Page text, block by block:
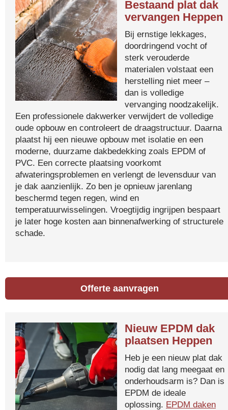
Bestaand plat dak
vervangen Heppen
Bij ernstige lekkages,
doordringend vocht of
sterk verouderde
materialen volstaat een
herstelling niet meer –
dan is volledige
vervanging noodzakelijk.
Een professionele dakwerker verwijdert de volledige
oude opbouw en controleert de draagstructuur. Daarna
plaatst hij een nieuwe opbouw met isolatie en een
moderne, duurzame dakbedekking zoals EPDM of
PVC. Een correcte plaatsing voorkomt
afwateringsproblemen en verlengt de levensduur van
je dak aanzienlijk. Zo ben je opnieuw jarenlang
beschermd tegen regen, wind en
temperatuurwisselingen. Vroegtijdig ingrijpen bespaart
je later hoge kosten aan binnenafwerking of structurele
schade.
Offerte aanvragen
Nieuw EPDM dak
plaatsen Heppen
Heb je een nieuw plat dak
nodig dat lang meegaat en
onderhoudsarm is? Dan is
EPDM de ideale
oplossing. EPDM daken